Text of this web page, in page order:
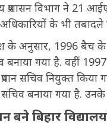
प्रशासन विभाग ने 21
के भी
के अनुसार, 1996 बैच के
बनाया गया है. वहीं
प्रधान सचिव नियुक्त
बनाया गया है.
बने बिहार विद्यालय